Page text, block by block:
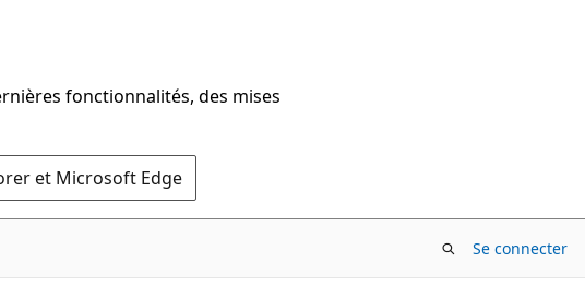
fonctionnalités, des mises
et Microsoft Edge
Se connecter